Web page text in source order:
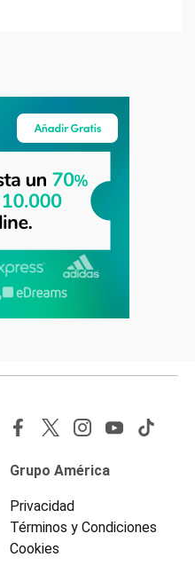
Grupo América
Privacidad
Términos y Condiciones
Cookies